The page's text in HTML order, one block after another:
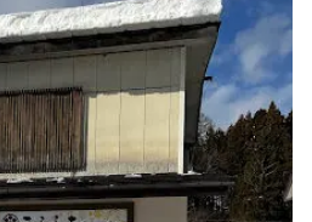
お問い合わせ